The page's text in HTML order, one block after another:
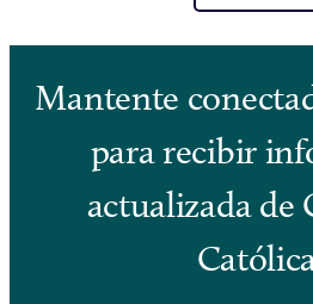
Mantente
para recibir
actualizada de